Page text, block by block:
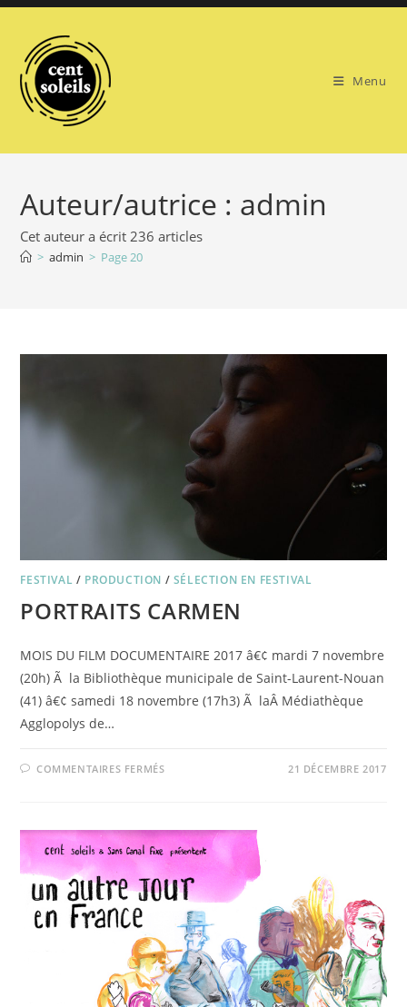
Skip
content
Menu
Auteur/autrice : admin
Cet auteur a écrit 236 articles
> admin > Page 20
FESTIVAL / PRODUCTION / SÉLECTION EN FESTIVAL
PORTRAITS CARMEN
MOIS DU FILM DOCUMENTAIRE 2017 â€¢ mardi 7 novembre
(20h) Ã la Bibliothèque municipale de Saint-Laurent-Nouan
(41) â€¢ samedi 18 novembre (17h3) Ã laÂ Médiathèque
Agglopolys de…
COMMENTAIRES FERMÉSSUR 21 DÉCEMBRE 2017